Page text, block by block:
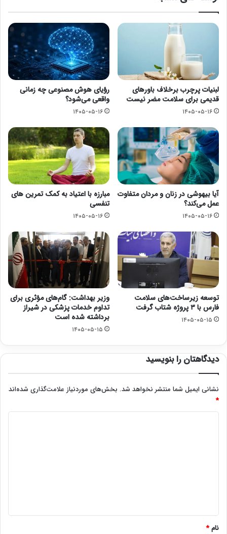
لبنیات پرچرب برخلاف باورهای
قدیمی برای سلامت مضر نیست
۱۴۰۵-۰۵-۱۶
رؤیای هوش مصنوعی چه زمانی
واقعی می‌شود؟
۱۴۰۵-۰۵-۱۶
آیا بیهوشی در زنان و مردان متفاوت
عمل می‌کند؟
۱۴۰۵-۰۵-۱۶
مبارزه با اعتیاد به کمک تمرین های
تنفسی
۱۴۰۵-۰۵-۱۶
توسعه زیرساخت‌های سلامت
فارس با ۳ پروژه شتاب گرفت
۱۴۰۵-۰۵-۱۵
وزیر بهداشت: گام‌های مؤثری برای
تداوم خدمات پزشکی در شیراز
برداشته شده است
۱۴۰۵-۰۵-۱۵
دیدگاهتان را بنویسید
نشانی ایمیل شما منتشر نخواهد شد. بخش‌های موردنیاز علامت‌گذاری شده‌اند
*
نام*